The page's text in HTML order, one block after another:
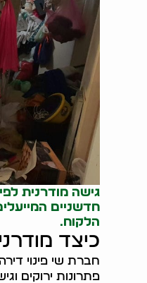
גישה מודרנית
חדשניים
הלקוח.
כיצד
חברת שי פינוי
פתרונות ירוקים